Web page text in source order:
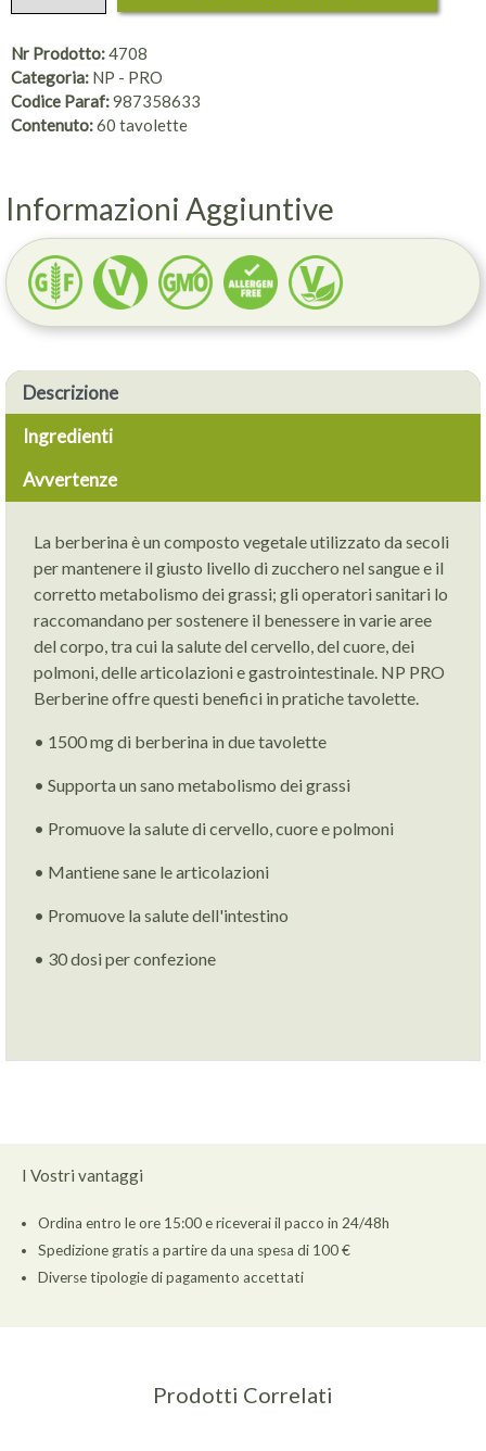
Nr Prodotto:4708
Categoria: NP - PRO
Codice Paraf:987358633
Contenuto:60 tavolette
Informazioni Aggiuntive
Descrizione
Ingredienti
Avvertenze
La berberina è un composto vegetale utilizzato da secoli
per mantenere il giusto livello di zucchero nel sangue e il
corretto metabolismo dei grassi; gli operatori sanitari lo
raccomandano per sostenere il benessere in varie aree
del corpo, tra cui la salute del cervello, del cuore, dei
polmoni, delle articolazioni e gastrointestinale. NP PRO
Berberine offre questi benefici in pratiche tavolette.
• 1500 mg di berberina in due tavolette
• Supporta un sano metabolismo dei grassi
• Promuove la salute di cervello, cuore e polmoni
• Mantiene sane le articolazioni
• Promuove la salute dell'intestino
• 30 dosi per confezione
I Vostri vantaggi
Ordina entro le ore 15:00 e riceverai il pacco in 24/48h
Spedizione gratis a partire da una spesa di 100 €
Diverse tipologie di pagamento accettati
Prodotti Correlati